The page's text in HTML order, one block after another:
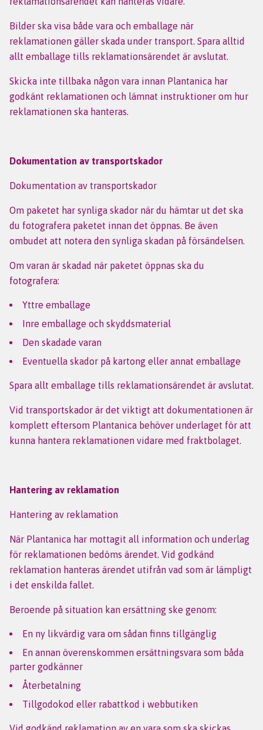
Bilder ska visa både vara och emballage när
reklamationen gäller skada under transport. Spara alltid
allt emballage tills reklamationsärendet är avslutat.
Skicka inte tillbaka någon vara innan Plantanica har
godkänt reklamationen och lämnat instruktioner om hur
reklamationen ska hanteras.
Dokumentation av transportskador
Dokumentation av transportskador
Om paketet har synliga skador när du hämtar ut det ska
du fotografera paketet innan det öppnas. Be även
ombudet att notera den synliga skadan på försändelsen.
Om varan är skadad när paketet öppnas ska du
fotografera:
Yttre emballage
Inre emballage och skyddsmaterial
Den skadade varan
Eventuella skador på kartong eller annat emballage
Spara allt emballage tills reklamationsärendet är avslutat.
Vid transportskador är det viktigt att dokumentationen är
komplett eftersom Plantanica behöver underlaget för att
kunna hantera reklamationen vidare med fraktbolaget.
Hantering av reklamation
Hantering av reklamation
När Plantanica har mottagit all information och underlag
för reklamationen bedöms ärendet. Vid godkänd
reklamation hanteras ärendet utifrån vad som är lämpligt
i det enskilda fallet.
Beroende på situation kan ersättning ske genom:
En ny likvärdig vara om sådan finns tillgänglig
En annan överenskommen ersättningsvara som båda
parter godkänner
Återbetalning
Tillgodokod eller rabattkod i webbutiken